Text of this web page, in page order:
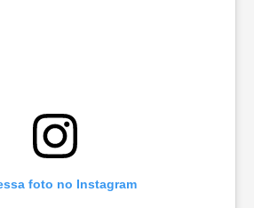
foto no Instagram